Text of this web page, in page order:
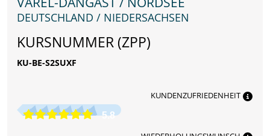
DEUTSCHLAND / NIEDERSACHSEN
KURSNUMMER (ZPP)
KU-BE-S2SUXF
KUNDENZUFRIEDENHEIT
5.8